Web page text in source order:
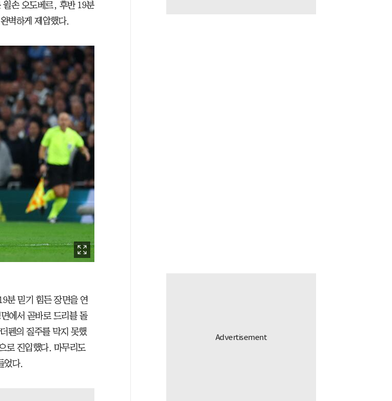
윌손 오도베르, 후반 19분
벽하게 제압했다.
분 믿기 힘든 장면을 연
에서 곧바로 드리블 돌
펜의 질주를 막지 못했
로 진입했다. 마무리도
었다.